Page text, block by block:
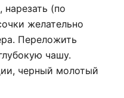
(по
желательно
Переложить
чашу.
черный молотый